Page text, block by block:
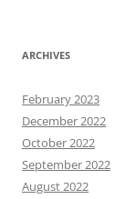
ARCHIVES
February 2023
December 2022
October 2022
September 2022
August 2022